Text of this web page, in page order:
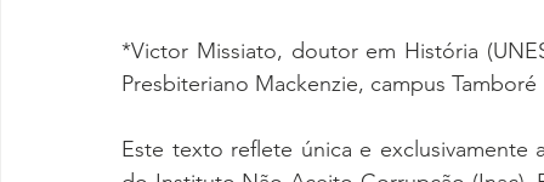
*Victor Missiato, doutor em História
Presbiteriano Mackenzie, campus Tamboré
Este texto reflete única e exclusivamente